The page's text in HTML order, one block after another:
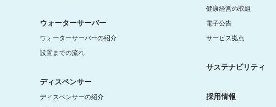
ウォーターサーバー
ウォーターサーバーの紹介
設置までの流れ
ディスペンサー
ディスペンサーの紹介
健康経営の取組
電子公告
サービス拠点
サステナビリティ
採用情報